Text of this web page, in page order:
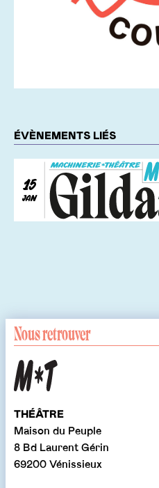
ÉVÈNEMENTS LIÉS
15
JAN
Nous retrouver
THÉÂTRE
Maison du Peuple
8 Bd Laurent Gérin
69200 Vénissieux